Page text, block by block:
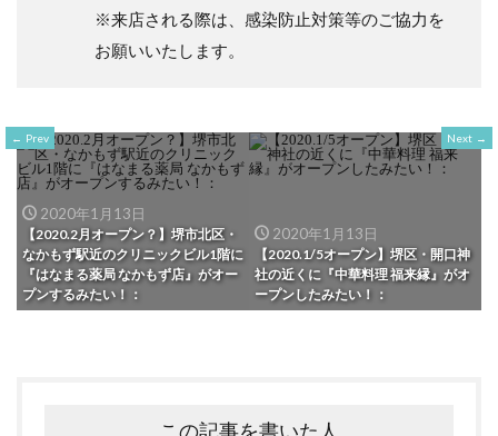
※来店される際は、感染防止対策等のご協力を
お願いいたします。
Prev
2020年1月13日
【2020.2月オープン？】堺市北区・
なかもず駅近のクリニックビル1階に
『はなまる薬局 なかもず店』がオー
プンするみたい！：
Next
2020年1月13日
【2020.1/5オープン】堺区・開口神
社の近くに『中華料理 福来縁』がオ
ープンしたみたい！：
この記事を書いた人